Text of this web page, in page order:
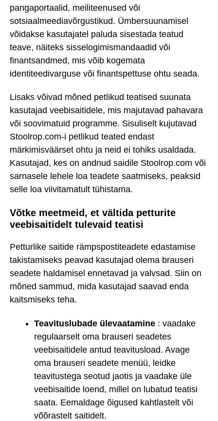
pangaportaalid, meiliteenused või
sotsiaalmeediavõrgustikud. Ümbersuunamisel
võidakse kasutajatel paluda sisestada teatud
teave, näiteks sisselogimismandaadid või
finantsandmed, mis võib kogemata
identiteedivarguse või finantspettuse ohtu seada.
Lisaks võivad mõned petlikud teatised suunata
kasutajad veebisaitidele, mis majutavad pahavara
või soovimatuid programme. Sisuliselt kujutavad
Stoolrop.com-i petlikud teated endast
märkimisväärset ohtu ja neid ei tohiks usaldada.
Kasutajad, kes on andnud saidile Stoolrop.com või
sarnasele lehele loa teadete saatmiseks, peaksid
selle loa viivitamatult tühistama.
Võtke meetmeid, et vältida petturite
veebisaitidelt tulevaid teatisi
Petturlike saitide rämpspostiteadete edastamise
takistamiseks peavad kasutajad olema brauseri
seadete haldamisel ennetavad ja valvsad. Siin on
mõned sammud, mida kasutajad saavad enda
kaitsmiseks teha.
Teavituslubade ülevaatamine : vaadake
regulaarselt oma brauseri seadetes
veebisaitidele antud teavitusload. Avage
oma brauseri seadete menüü, leidke
teavitustega seotud jaotis ja vaadake üle
veebisaitide loend, millel on lubatud teatisi
saata. Eemaldage õigused kahtlastelt või
võõrastelt saitidelt.